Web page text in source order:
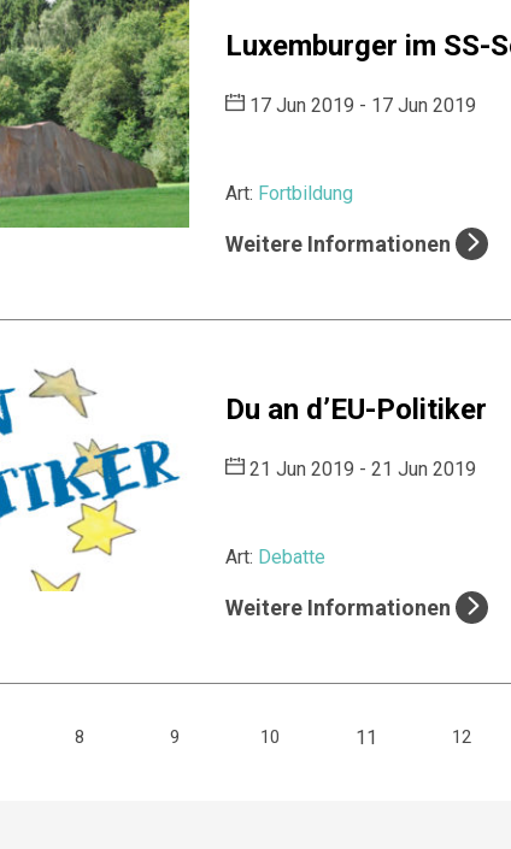
Luxemburger im SS-
17 Jun 2019 - 17 Jun 2019
Art: Fortbildung
Weitere Informationen
Du an d’EU-Politiker
21 Jun 2019 - 21 Jun 2019
Art: Debatte
Weitere Informationen
8 9 10 11 12